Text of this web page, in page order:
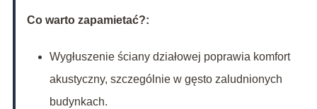
Co warto zapamietać?:
Wygłuszenie ściany działowej poprawia komfort
akustyczny, szczególnie w gęsto zaludnionych
budynkach.